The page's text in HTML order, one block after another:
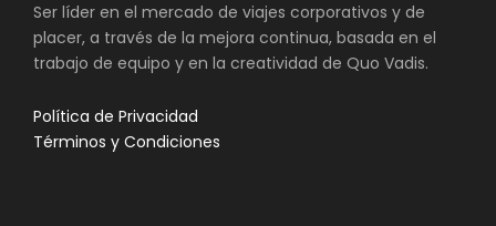
Ser líder en el mercado de viajes corporativos y de
placer, a través de la mejora continua, basada en el
trabajo de equipo y en la creatividad de Quo Vadis.
Política de Privacidad
Términos y Condiciones